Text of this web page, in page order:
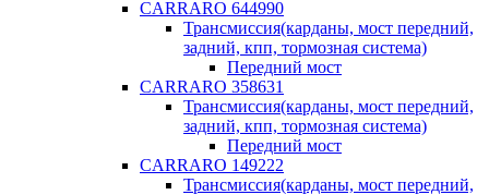
CARRARO 644990
Трансмиссия(карданы, мост передний,
задний, кпп, тормозная система)
Передний мост
CARRARO 358631
Трансмиссия(карданы, мост передний,
задний, кпп, тормозная система)
Передний мост
CARRARO 149222
Трансмиссия(карданы, мост передний,